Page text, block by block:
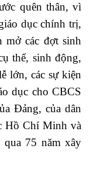
quên thân, vì
dục chính trị,
mở các đợt sinh
thể, sinh động,
lớn, các sự kiện
dục cho CBCS
Đảng, của dân
Hồ Chí Minh và
75 năm xây